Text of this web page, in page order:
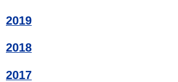
2019
2018
2017